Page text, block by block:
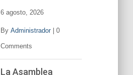
6 agosto, 2026
By Administrador| 0
Comments
La Asamblea